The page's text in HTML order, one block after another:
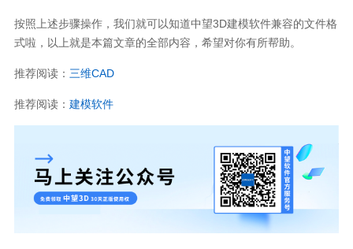
按照上述步骤操作，我们就可以知道中望3D建模软件兼容的文件格
式啦，以上就是本篇文章的全部内容，希望对你有所帮助。
推荐阅读： 三维CAD
推荐阅读： 建模软件